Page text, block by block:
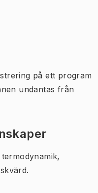
på ett program
undantas från